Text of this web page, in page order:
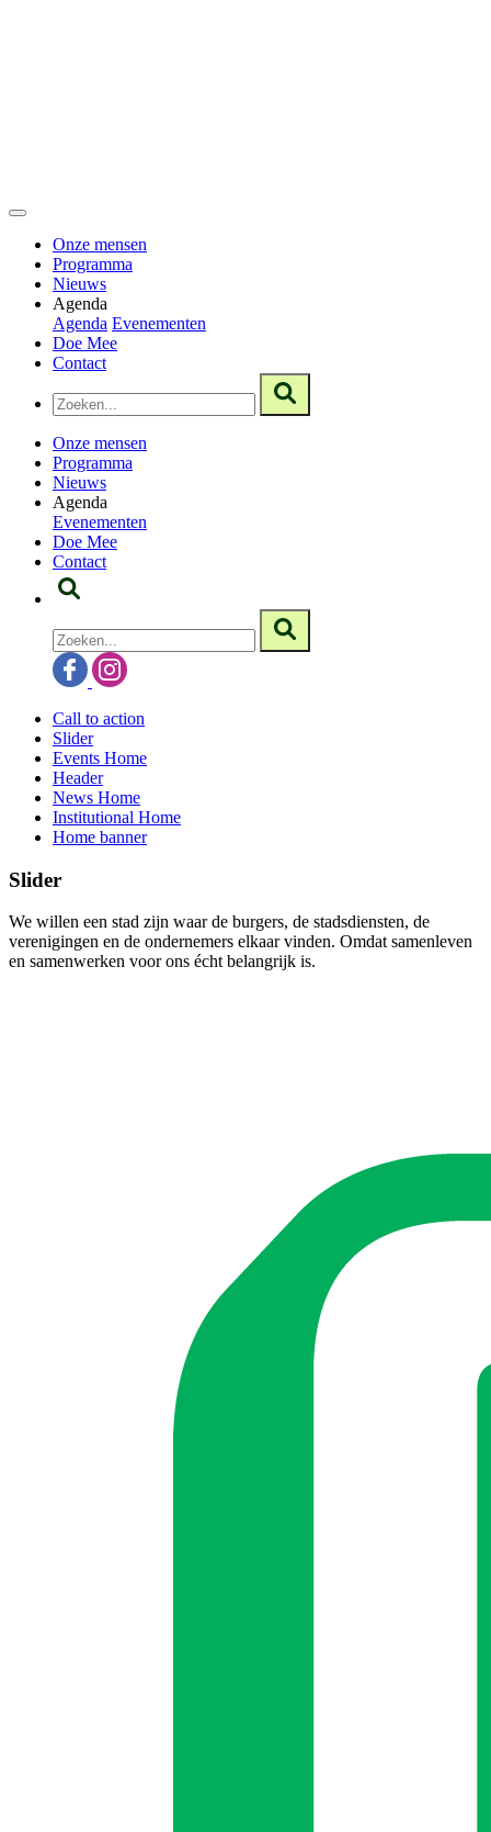
Onze mensen
Programma
Nieuws
Agenda
Agenda Evenementen
Doe Mee
Contact
Onze mensen
Programma
Nieuws
Agenda
Evenementen
Doe Mee
Contact
Call to action
Slider
Events Home
Header
News Home
Institutional Home
Home banner
Slider
We willen een stad zijn waar de burgers, de stadsdiensten, de
verenigingen en de ondernemers elkaar vinden. Omdat samenleven
en samenwerken voor ons écht belangrijk is.